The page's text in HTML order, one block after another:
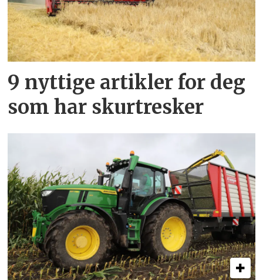
9 nyttige artikler for deg
som har skurtresker